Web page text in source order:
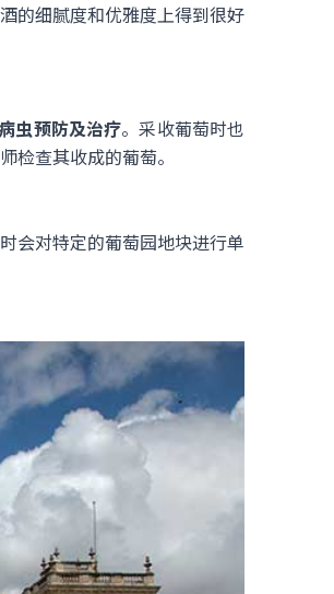
的细腻度和优雅度上得到很好
虫预防及治疗。采收葡萄时也
检查其收成的葡萄。
会对特定的葡萄园地块进行单